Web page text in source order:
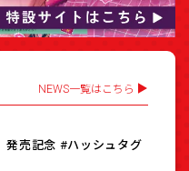
NEWS一覧はこちら
発売記念 #ハッシュタグ